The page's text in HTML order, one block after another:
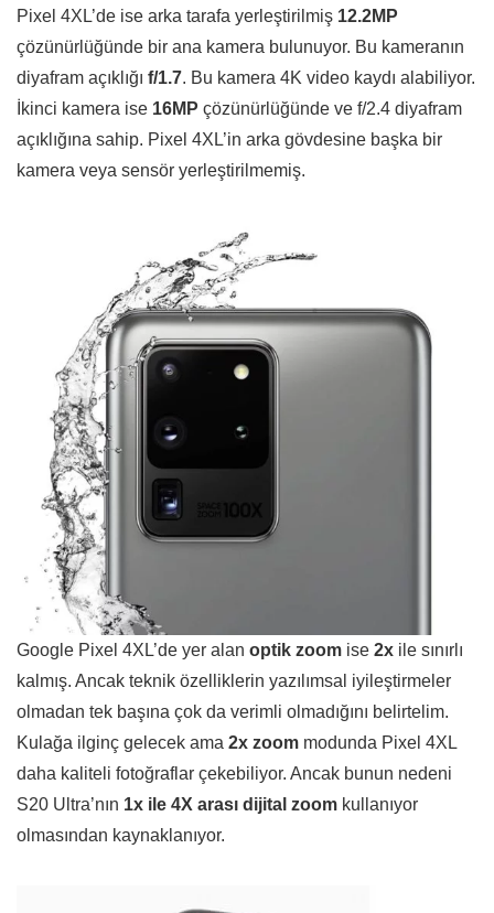
Pixel 4XL’de ise arka tarafa yerleştirilmiş 12.2MP
çözünürlüğünde bir ana kamera bulunuyor. Bu kameranın
diyafram açıklığı f/1.7. Bu kamera 4K video kaydı alabiliyor.
İkinci kamera ise 16MP çözünürlüğünde ve f/2.4 diyafram
açıklığına sahip. Pixel 4XL’in arka gövdesine başka bir
kamera veya sensör yerleştirilmemiş.
Google Pixel 4XL’de yer alan optik zoom ise 2x ile sınırlı
kalmış. Ancak teknik özelliklerin yazılımsal iyileştirmeler
olmadan tek başına çok da verimli olmadığını belirtelim.
Kulağa ilginç gelecek ama 2x zoom modunda Pixel 4XL
daha kaliteli fotoğraflar çekebiliyor. Ancak bunun nedeni
S20 Ultra’nın 1x ile 4X arası dijital zoom kullanıyor
olmasından kaynaklanıyor.